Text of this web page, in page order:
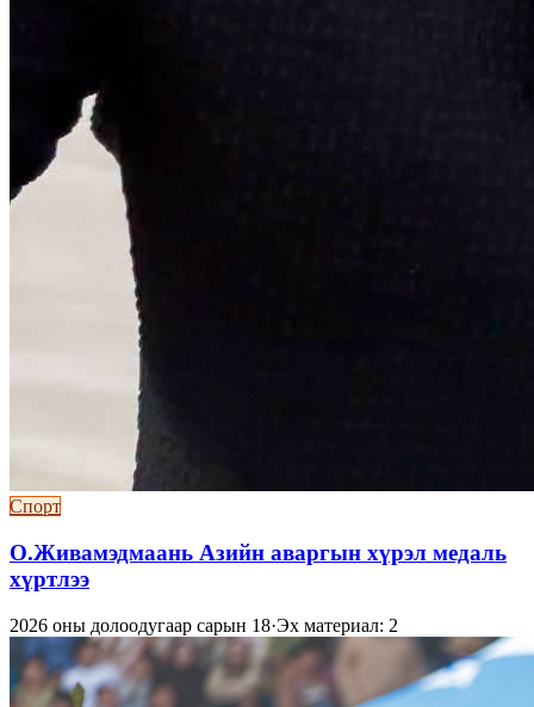
Спорт
О.Живамэдмаань Азийн аваргын хүрэл медаль
хүртлээ
2026 оны долоодугаар сарын 18·Эх материал: 2